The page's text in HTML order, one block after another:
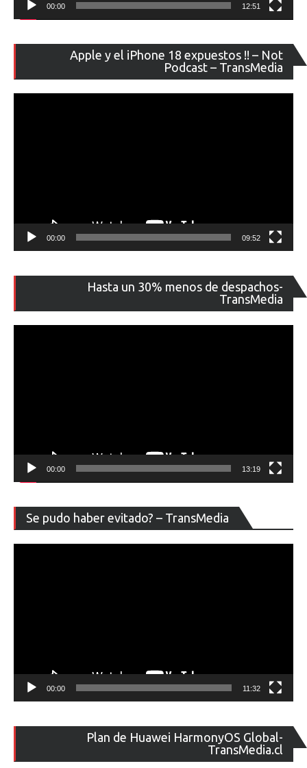
00:00 12:51
Apple y el iPhone 18 expuestos !! – Not
Podcast – TransMedia
de
00:00 09:52
Hasta un 30% menos de despachos-
TransMedia
de
00:00 13:19
Se pudo haber evitado? – TransMedia
de
00:00 11:32
Plan de Huawei HarmonyOS Global-
TransMedia.cl
de